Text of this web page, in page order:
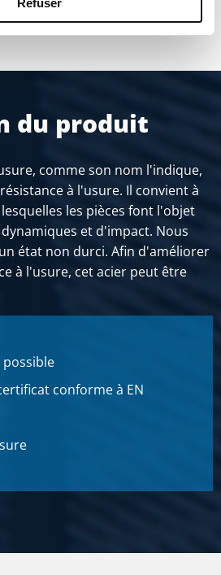
du produit
comme son nom l'indique,
à l'usure. Il convient à
les pièces font l'objet
et d'impact. Nous
état non durci. Afin d'améliorer
à l'usure, cet acier peut être
conforme à EN